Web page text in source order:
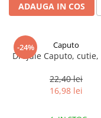
ADAUGA IN COS
-24% Caputo
Drojdie Caputo, cutie,
22,40 lei
16,98 lei